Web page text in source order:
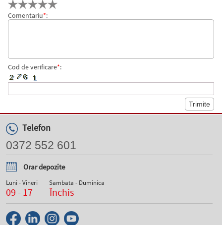
Comentariu*:
Cod de verificare*:
Telefon
0372 552 601
Orar depozite
Luni - Vineri
09 - 17
Sambata - Duminica
Închis